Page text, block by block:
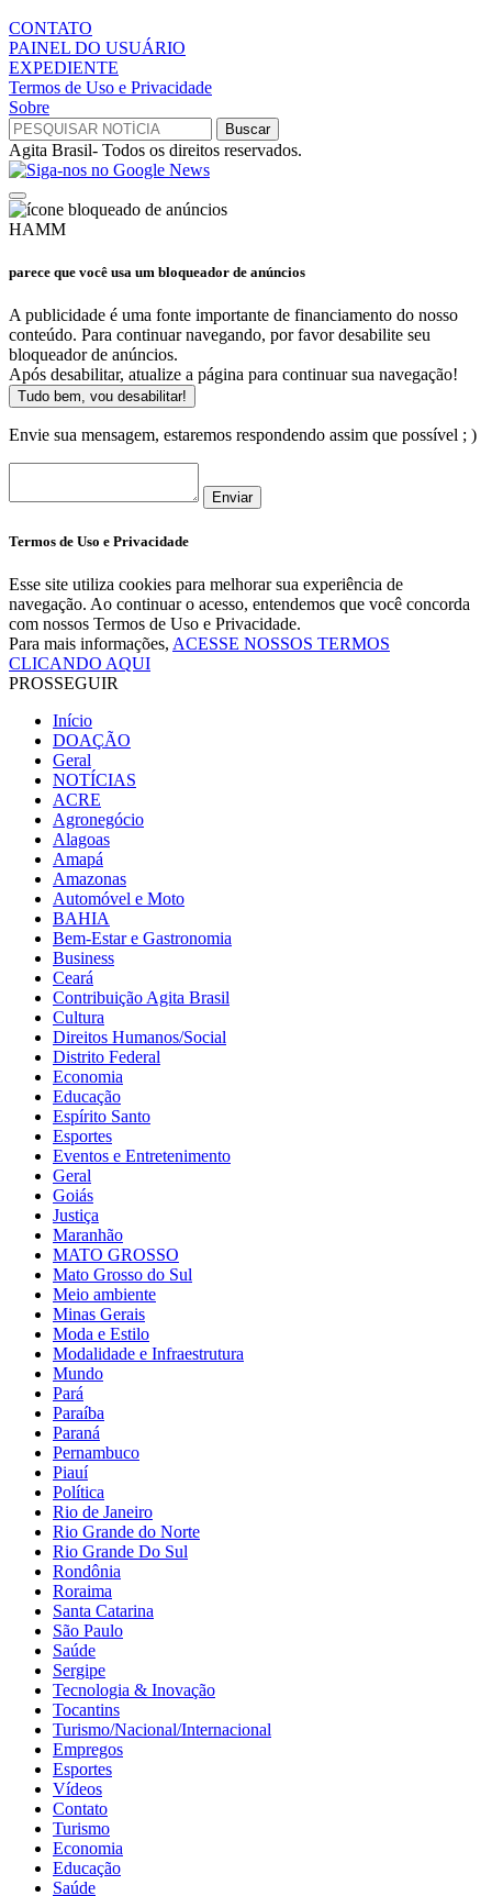
CONTATO
PAINEL DO USUÁRIO
EXPEDIENTE
Termos de Uso e Privacidade
Sobre
Agita Brasil- Todos os direitos reservados.
HAMM
parece que você usa um bloqueador de anúncios
A publicidade é uma fonte importante de financiamento do nosso
conteúdo. Para continuar navegando, por favor desabilite seu
bloqueador de anúncios.
Após desabilitar, atualize a página para continuar sua navegação!
Tudo bem, vou desabilitar!
Envie sua mensagem, estaremos respondendo assim que possível ; )
Enviar
Termos de Uso e Privacidade
Esse site utiliza cookies para melhorar sua experiência de
navegação. Ao continuar o acesso, entendemos que você concorda
com nossos Termos de Uso e Privacidade.
Para mais informações, ACESSE NOSSOS TERMOS
CLICANDO AQUI
PROSSEGUIR
Início
DOAÇÃO
Geral
NOTÍCIAS
ACRE
Agronegócio
Alagoas
Amapá
Amazonas
Automóvel e Moto
BAHIA
Bem-Estar e Gastronomia
Business
Ceará
Contribuição Agita Brasil
Cultura
Direitos Humanos/Social
Distrito Federal
Economia
Educação
Espírito Santo
Esportes
Eventos e Entretenimento
Geral
Goiás
Justiça
Maranhão
MATO GROSSO
Mato Grosso do Sul
Meio ambiente
Minas Gerais
Moda e Estilo
Modalidade e Infraestrutura
Mundo
Pará
Paraíba
Paraná
Pernambuco
Piauí
Política
Rio de Janeiro
Rio Grande do Norte
Rio Grande Do Sul
Rondônia
Roraima
Santa Catarina
São Paulo
Saúde
Sergipe
Tecnologia & Inovação
Tocantins
Turismo/Nacional/Internacional
Empregos
Esportes
Vídeos
Contato
Turismo
Economia
Educação
Saúde